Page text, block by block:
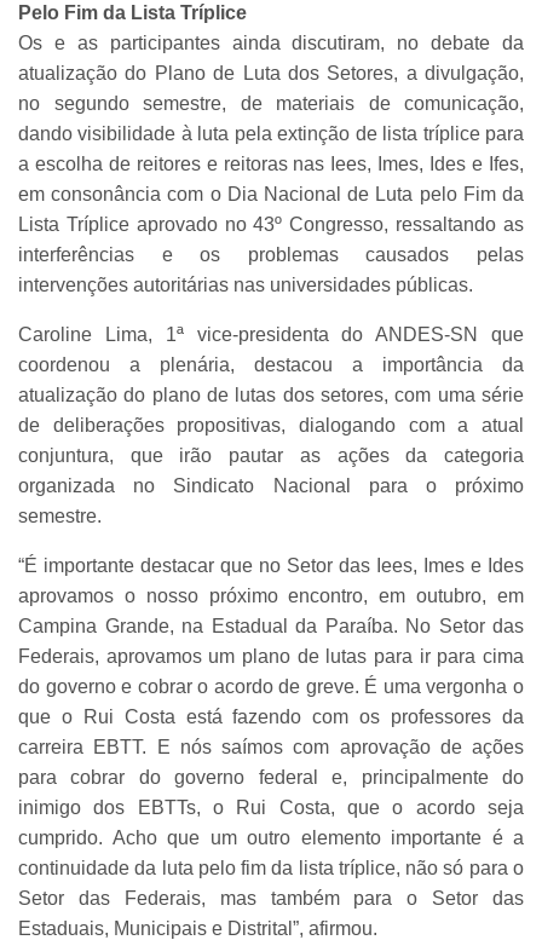
Pelo Fim da Lista Tríplice
Os e as participantes ainda discutiram, no debate da
atualização do Plano de Luta dos Setores, a divulgação,
no segundo semestre, de materiais de comunicação,
dando visibilidade à luta pela extinção de lista tríplice para
a escolha de reitores e reitoras nas Iees, Imes, Ides e Ifes,
em consonância com o Dia Nacional de Luta pelo Fim da
Lista Tríplice aprovado no 43º Congresso, ressaltando as
interferências e os problemas causados pelas
intervenções autoritárias nas universidades públicas.
Caroline Lima, 1ª vice-presidenta do ANDES-SN que
coordenou a plenária, destacou a importância da
atualização do plano de lutas dos setores, com uma série
de deliberações propositivas, dialogando com a atual
conjuntura, que irão pautar as ações da categoria
organizada no Sindicato Nacional para o próximo
semestre.
“É importante destacar que no Setor das Iees, Imes e Ides
aprovamos o nosso próximo encontro, em outubro, em
Campina Grande, na Estadual da Paraíba. No Setor das
Federais, aprovamos um plano de lutas para ir para cima
do governo e cobrar o acordo de greve. É uma vergonha o
que o Rui Costa está fazendo com os professores da
carreira EBTT. E nós saímos com aprovação de ações
para cobrar do governo federal e, principalmente do
inimigo dos EBTTs, o Rui Costa, que o acordo seja
cumprido. Acho que um outro elemento importante é a
continuidade da luta pelo fim da lista tríplice, não só para o
Setor das Federais, mas também para o Setor das
Estaduais, Municipais e Distrital”, afirmou.